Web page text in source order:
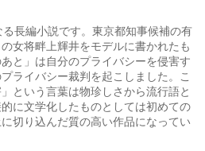
る長編小説です。東京都知事候補の有
女将畔上輝井をモデルに書かれたも
と」は自分のプライバシーを侵害す
ライバシー裁判を起こしました。こ
という言葉は物珍しさから流行語と
に文学化したものとしては初めての
切り込んだ質の高い作品になってい